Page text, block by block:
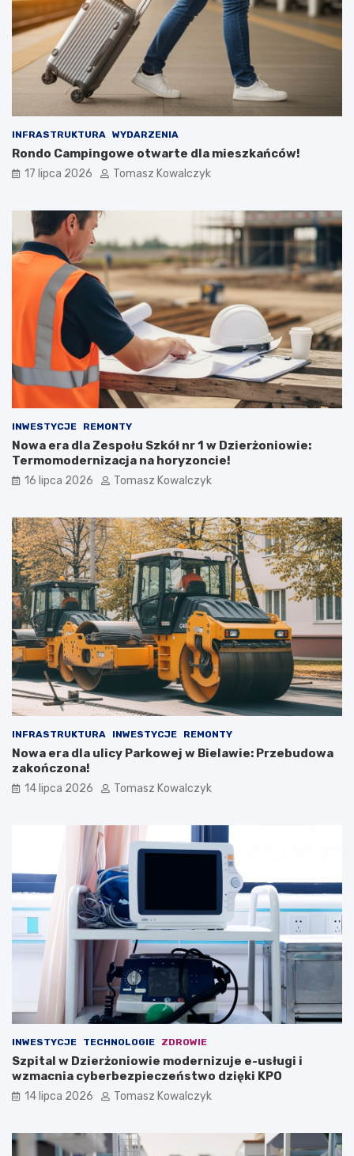
INFRASTRUKTURA WYDARZENIA
Rondo Campingowe otwarte dla mieszkańców!
17 lipca 2026 Tomasz Kowalczyk
INWESTYCJE REMONTY
Nowa era dla Zespołu Szkół nr 1 w Dzierżoniowie:
Termomodernizacja na horyzoncie!
16 lipca 2026 Tomasz Kowalczyk
INFRASTRUKTURA INWESTYCJE REMONTY
Nowa era dla ulicy Parkowej w Bielawie: Przebudowa
zakończona!
14 lipca 2026 Tomasz Kowalczyk
INWESTYCJE TECHNOLOGIE ZDROWIE
Szpital w Dzierżoniowie modernizuje e-usługi i
wzmacnia cyberbezpieczeństwo dzięki KPO
14 lipca 2026 Tomasz Kowalczyk